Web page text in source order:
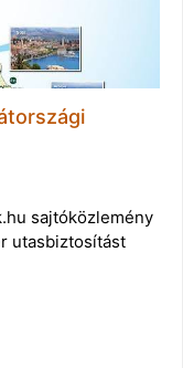
sajtóközlemény
utasbiztosítást